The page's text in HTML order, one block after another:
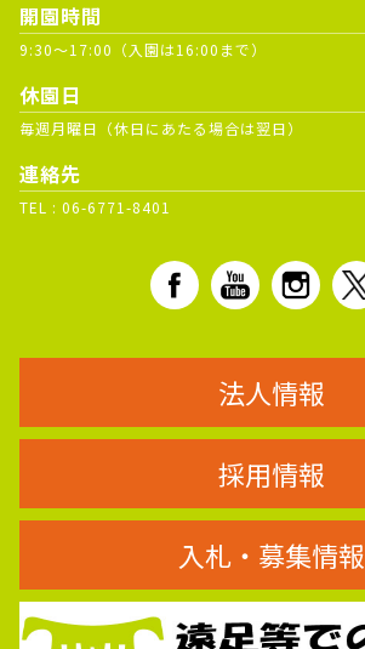
開園時間
9:30～17:00（入園は16:00まで）
休園日
毎週月曜日（休日にあたる場合は翌日）
連絡先
TEL : 06-6771-8401
法人情報
採用情報
入札・募集情報